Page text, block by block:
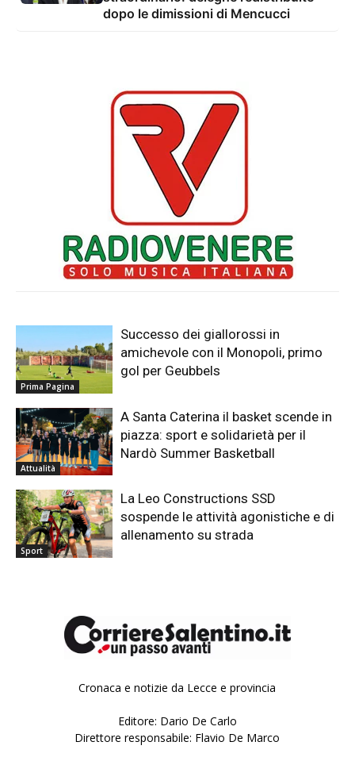
dopo le dimissioni di Mencucci
Prima Pagina
Successo dei giallorossi in
amichevole con il Monopoli, primo
gol per Geubbels
Attualità
A Santa Caterina il basket scende in
piazza: sport e solidarietà per il
Nardò Summer Basketball
Sport
La Leo Constructions SSD
sospende le attività agonistiche e di
allenamento su strada
Cronaca e notizie da Lecce e provincia
Editore: Dario De Carlo
Direttore responsabile: Flavio De Marco